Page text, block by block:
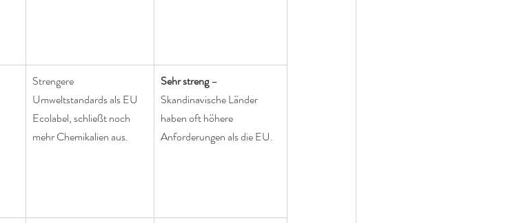
Strengere
Umweltstandards als EU
Ecolabel, schließt noch
mehr Chemikalien aus.
Sehr streng –
Skandinavische Länder
haben oft höhere
Anforderungen als die EU.